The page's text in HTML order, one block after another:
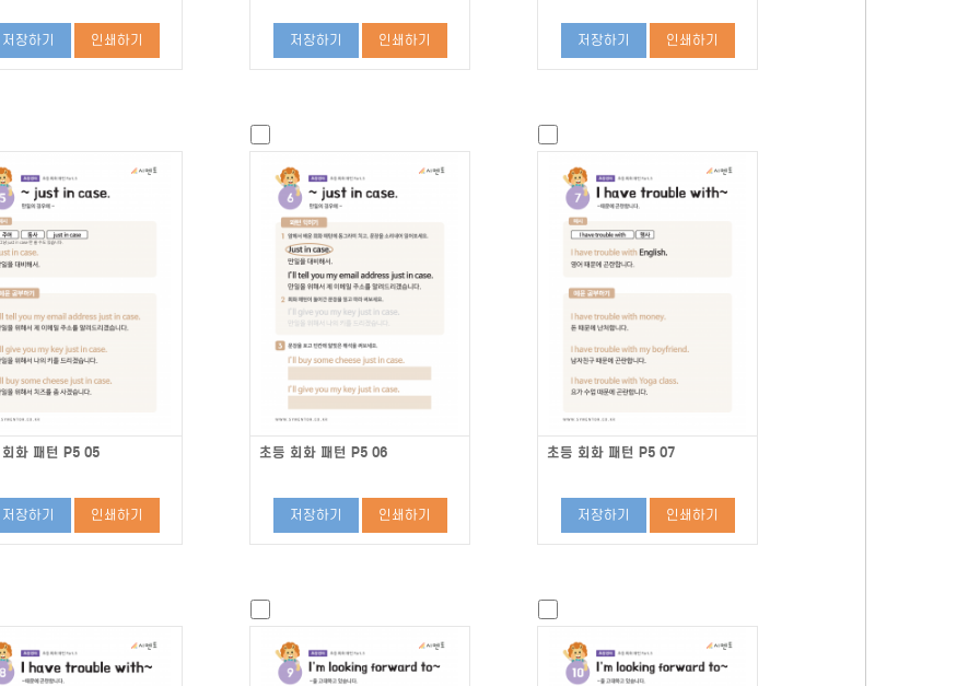
저장하기 인쇄하기 저장하기 인쇄하기 저장하기 인쇄하기
화 패턴 P5 05
저장하기 인쇄하기
초등 회화 패턴 P5 06
저장하기 인쇄하기
초등 회화 패턴 P5 07
저장하기 인쇄하기